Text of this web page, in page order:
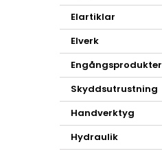
Elartiklar
Elverk
Engångsprodukter
Skyddsutrustning
Handverktyg
Hydraulik